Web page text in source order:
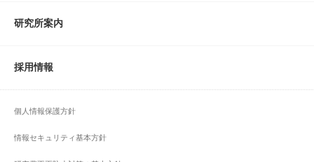
研究所案内
採用情報
個人情報保護方針
情報セキュリティ基本方針